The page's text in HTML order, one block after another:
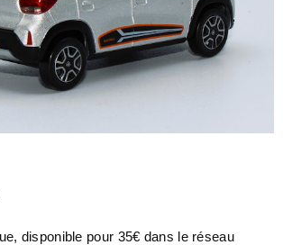
disponible pour 35€ dans le réseau